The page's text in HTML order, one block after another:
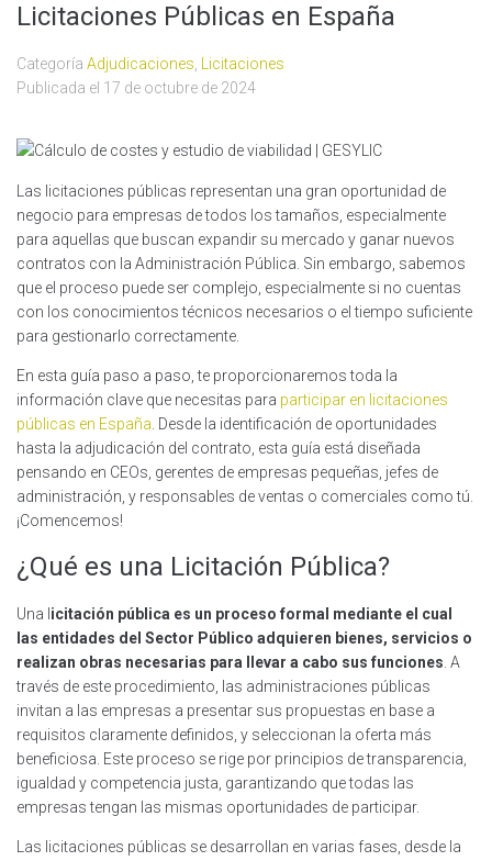
Licitaciones Públicas en España
Categoría Adjudicaciones
Licitaciones
Publicada el 17 de octubre de 2024
Las licitaciones públicas representan una gran oportunidad de
negocio para empresas de todos los tamaños, especialmente
para aquellas que buscan expandir su mercado y ganar nuevos
contratos con la Administración Pública. Sin embargo, sabemos
que el proceso puede ser complejo, especialmente si no cuentas
con los conocimientos técnicos necesarios o el tiempo suficiente
para gestionarlo correctamente.
En esta guía paso a paso, te proporcionaremos toda la
información clave que necesitas para participar en licitaciones
públicas en España . Desde la identificación de oportunidades
hasta la adjudicación del contrato, esta guía está diseñada
pensando en CEOs, gerentes de empresas pequeñas, jefes de
administración, y responsables de ventas o comerciales como tú.
¡Comencemos!
¿Qué es una Licitación Pública?
Una l icitación pública es un proceso formal mediante el cual
las entidades del Sector Público adquieren bienes, servicios o
realizan obras necesarias para llevar a cabo sus funciones . A
través de este procedimiento, las administraciones públicas
invitan a las empresas a presentar sus propuestas en base a
requisitos claramente definidos, y seleccionan la oferta más
beneficiosa. Este proceso se rige por principios de transparencia,
igualdad y competencia justa, garantizando que todas las
empresas tengan las mismas oportunidades de participar.
Las licitaciones públicas se desarrollan en varias fases, desde la